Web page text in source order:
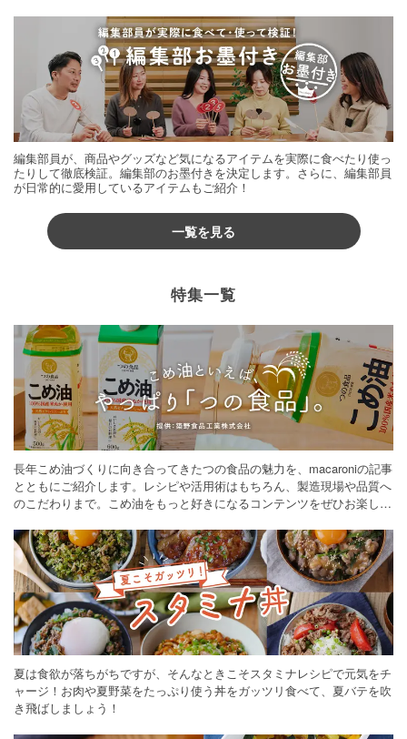
編集部員が、商品やグッズなど気になるアイテムを実際に食べたり使っ
たりして徹底検証。編集部のお墨付きを決定します。さらに、編集部員
が日常的に愛用しているアイテムもご紹介！
一覧を見る
特集一覧
長年こめ油づくりに向き合ってきたつの食品の魅力を、macaroniの記事
とともにご紹介します。レシピや活用術はもちろん、製造現場や品質へ
のこだわりまで。こめ油をもっと好きになるコンテンツをぜひお楽しみ
夏は食欲が落ちがちですが、そんなときこそスタミナレシピで元気をチ
ャージ！お肉や夏野菜をたっぷり使う丼をガッツリ食べて、夏バテを吹
き飛ばしましょう！